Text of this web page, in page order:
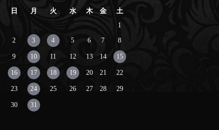
日 月 火 水 木 金
土
1
2 3 4 5 6 7 8
9 10 11 12 13 14 15
16 17 18 19 20 21 22
23 24 25 26 27 28 29
30 31